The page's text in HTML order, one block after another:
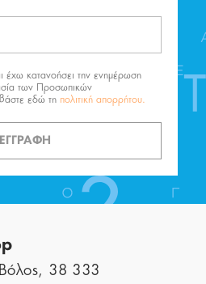
ΕΓΓΡΑΦΗ
έχω κατανοήσει την ενημέρωση
των Προσωπικών
εδώ τη πολιτική απορρήτου.
Βόλος, 38 333